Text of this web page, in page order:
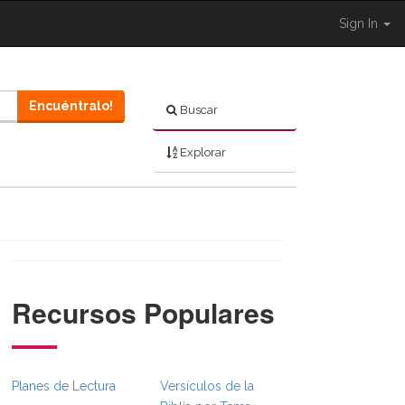
Sign In
Buscar
Explorar
Encuéntralo!
}} }}
Recursos Populares
Planes de Lectura
Versículos de la